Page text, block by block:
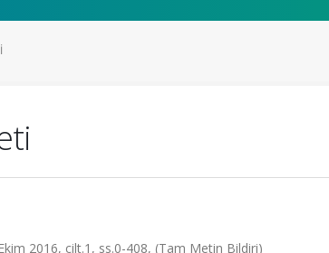
2016, cilt.1, ss.0-408, (Tam Metin Bildiri)